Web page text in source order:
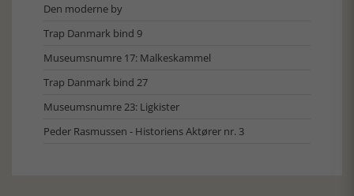
Den moderne by
Trap Danmark bind 9
Museumsnumre 17: Malkeskammel
Trap Danmark bind 27
Museumsnumre 23: Ligkister
Peder Rasmussen - Historiens Aktører nr. 3